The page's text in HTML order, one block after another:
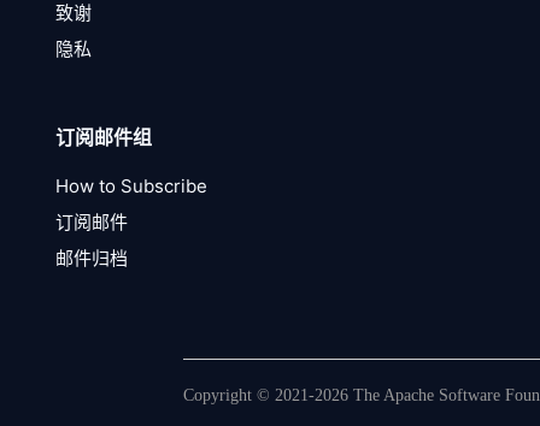
致谢
隐私
订阅邮件组
How to Subscribe
订阅邮件
邮件归档
Copyright © 2021-2026 The Apache Software